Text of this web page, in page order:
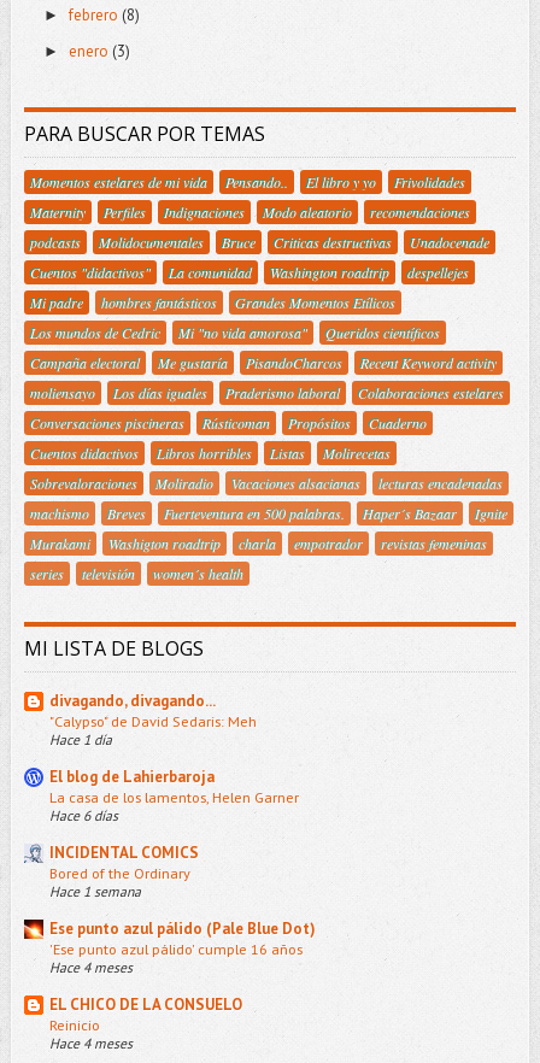
►febrero (8)
► enero (3)
PARA BUSCAR POR TEMAS
Momentos estelares de mi vida Pensando.. El libro y yo
Frivolidades
Maternity
Perfiles Indignaciones Modo aleatorio
recomendaciones
podcasts
Molidocumentales Bruce Criticas destructivas
Unadocenade
Cuentos "didactivos"
La comunidad Washington roadtrip
despellejes
Mi padre
hombres fantásticos
Grandes Momentos Etílicos
Los mundos de Cedric
Mi "no vida amorosa"
Queridos científicos
Campaña electoral
Me gustaría PisandoCharcos
Recent Keyword activity
moliensayo
Los días iguales Praderismo laboral
Colaboraciones estelares
Conversaciones piscineras
Rústicoman Propósitos
Cuaderno
Cuentos didactivos
Libros horribles Listas
Molirecetas
Sobrevaloraciones
Moliradio Vacaciones alsacianas
lecturas encadenadas
machismo
Breves Fuerteventura en 500 palabras. Haper´s Bazaar
Ignite
Murakami
Washigton roadtrip charla empotrador
revistas femeninas
series
televisión women´s health
MI LISTA DE BLOGS
divagando, divagando...
"Calypso" de David Sedaris: Meh
Hace 1 día
El blog de Lahierbaroja
La casa de los lamentos, Helen Garner
Hace 6 días
INCIDENTAL COMICS
Bored of the Ordinary
Hace 1 semana
Ese punto azul pálido (Pale Blue Dot)
'Ese punto azul pálido' cumple 16 años
Hace 4 meses
EL CHICO DE LA CONSUELO
Reinicio
Hace 4 meses